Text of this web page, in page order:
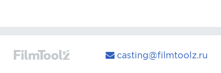
casting@filmtoolz.ru